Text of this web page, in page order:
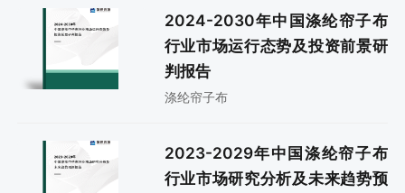
2024-2030年中国涤纶帘子布
行业市场运行态势及投资前景研
判报告
涤纶帘子布
2023-2029年中国涤纶帘子布
行业市场研究分析及未来趋势预